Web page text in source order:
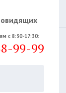
с 8:30-17:30:
99-99